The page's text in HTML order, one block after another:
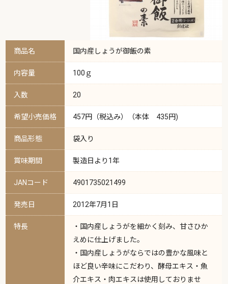
商品名 国内産しょうが御飯の素
内容量 100ｇ
入数 20
希望小売価格 457円（税込み）（本体 435円)
商品形態 袋入り
賞味期間 製造日より1年
JANコード 4901735021499
発売日 2012年7月1日
特長
・国内産しょうがを細かく刻み、甘さひか
えめに仕上げました。
・国内産しょうがならではの豊かな風味と
ほど良い辛味にこだわり、酵母エキス・魚
介エキス・肉エキスは使用しておりませ